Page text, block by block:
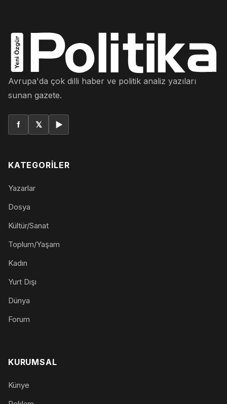
Avrupa'da çok dilli haber ve politik analiz yazıları
sunan gazete.
f 𝕏 ▶
KATEGORILER
Yazarlar
Dosya
Kültür/Sanat
Toplum/Yaşam
Kadın
Yurt Dışı
Dünya
Forum
KURUMSAL
Künye